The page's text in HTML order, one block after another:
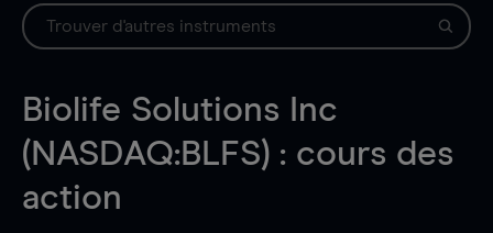
Biolife Solutions Inc
(NASDAQ:BLFS) : cours des
action